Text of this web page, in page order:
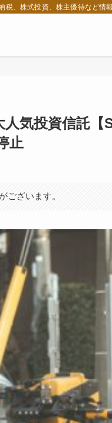
税、株式投資、株主優待など情
気投資信託
止
ございます。